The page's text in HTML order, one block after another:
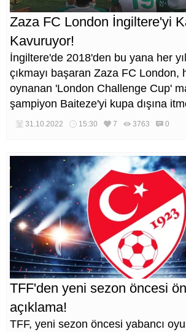
Zaza FC London İngiltere'yi
Kavuruyor!
İngiltere'de 2018'den bu yana her
çıkmayı başaran Zaza FC London,
oynanan 'London Challenge Cup'
şampiyon Baiteze'yi kupa dışına
31.10.2022 15:30 7 3763 0
TFF'den yeni sezon öncesi
açıklama!
TFF, yeni sezon öncesi yabancı